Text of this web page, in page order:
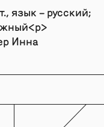
язык – русский;
Инна